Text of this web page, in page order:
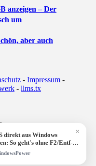
anzeigen – Der
um
aber auch
- Impressum -
- llms.tx
und drücken SieEnter, um
, um den Vorgang
×
direkt aus Windows
So geht's ohne F2/Entf-